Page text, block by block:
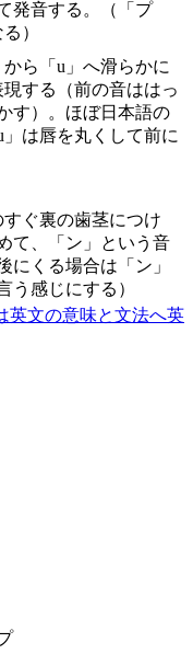
発音する。（「プ
）
から「u」へ滑らかに
する（前の音ははっ
す）。ほぼ日本語の
」は唇を丸くして前に
すぐ裏の歯茎につけ
て、「ン」という音
にくる場合は「ン」
う感じにする）
英文の意味と文法へ英